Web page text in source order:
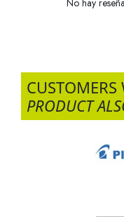
No hay
PRODUCT